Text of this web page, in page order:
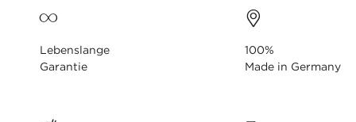
Lebenslange
Garantie
100%
Made in Germany